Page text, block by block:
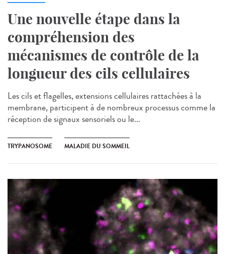
Une nouvelle étape dans la
compréhension des
mécanismes de contrôle de la
longueur des cils cellulaires
Les cils et flagelles, extensions cellulaires rattachées à la
membrane, participent à de nombreux processus comme la
réception de signaux sensoriels ou le...
TRYPANOSOME MALADIE DU SOMMEIL